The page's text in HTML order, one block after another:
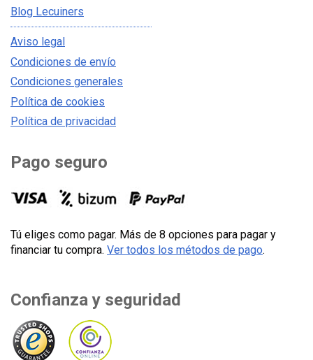
Blog Lecuiners
Aviso legal
Condiciones de envío
Condiciones generales
Política de cookies
Política de privacidad
Pago seguro
Tú eliges como pagar. Más de 8 opciones para pagar y
financiar tu compra. Ver todos los métodos de pago.
Confianza y seguridad